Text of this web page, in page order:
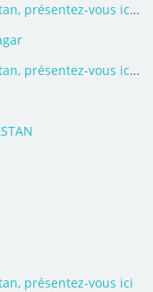
Nouveaux membres du forum Kirghizstan, présentez-vous ici - 2025
Nouveaux membres du forum Kirghizstan, présentez-vous ici - 2020
présentez-vous ici